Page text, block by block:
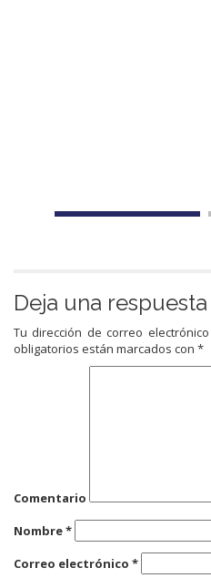
Deja una respuesta
Tu dirección de correo
obligatorios están marcados con *
Comentario
Nombre*
Correo electrónico *